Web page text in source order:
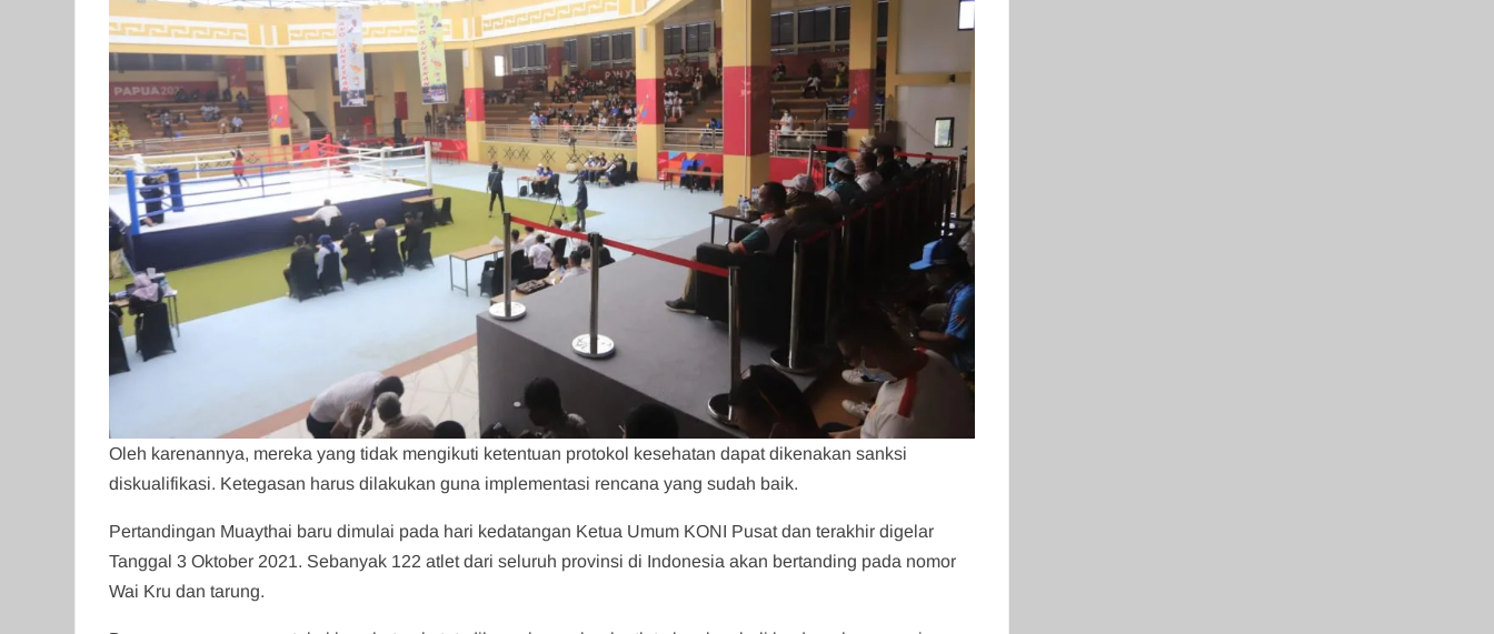
Oleh karenannya, mereka yang tidak mengikuti ketentuan protokol kesehatan dapat dikenakan sanksi
diskualifikasi. Ketegasan harus dilakukan guna implementasi rencana yang sudah baik.
Pertandingan Muaythai baru dimulai pada hari kedatangan Ketua Umum KONI Pusat dan terakhir digelar
Tanggal 3 Oktober 2021. Sebanyak 122 atlet dari seluruh provinsi di Indonesia akan bertanding pada nomor
Wai Kru dan tarung.